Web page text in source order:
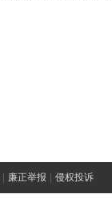
廉正举报 侵权投诉